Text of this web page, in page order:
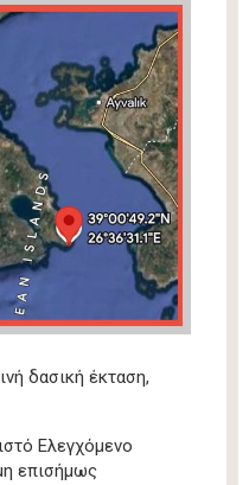
δασική έκταση,
Ελεγχόμενο
επισήμως